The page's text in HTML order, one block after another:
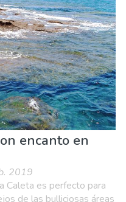
aire libre
Playas
encanto en
2019
Caleta es perfecto para
de las bulliciosas áreas